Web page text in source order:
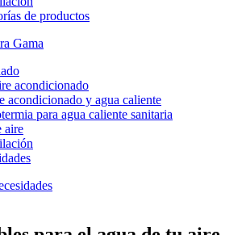
de productos
Gama
acondicionado
acondicionado y agua caliente
para agua caliente sanitaria
aire